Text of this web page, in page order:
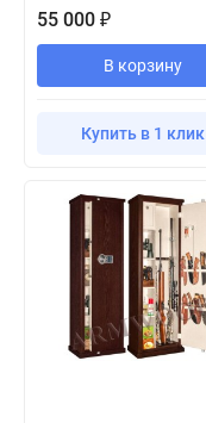
55 000 ₽
В корзину
Купить в 1 клик